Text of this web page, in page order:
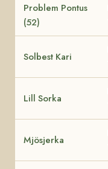
Problem Pontus
(52)
Solbest Kari
Lill Sorka
Mjösjerka